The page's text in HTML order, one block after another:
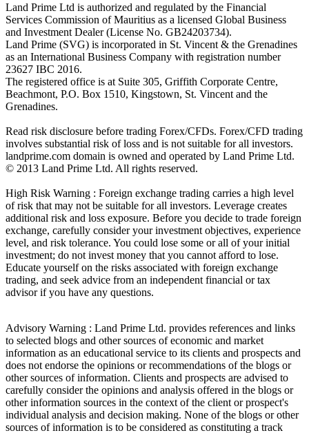
Land Prime Ltd is authorized and regulated by the Financial
Services Commission of Mauritius as a licensed Global Business
and Investment Dealer (License No. GB24203734).
Land Prime (SVG) is incorporated in St. Vincent & the Grenadines
as an International Business Company with registration number
23627 IBC 2016.
The registered office is at Suite 305, Griffith Corporate Centre,
Beachmont, P.O. Box 1510, Kingstown, St. Vincent and the
Grenadines.
Read risk disclosure before trading Forex/CFDs. Forex/CFD trading
involves substantial risk of loss and is not suitable for all investors.
landprime.com domain is owned and operated by Land Prime Ltd.
© 2013 Land Prime Ltd. All rights reserved.
High Risk Warning : Foreign exchange trading carries a high level
of risk that may not be suitable for all investors. Leverage creates
additional risk and loss exposure. Before you decide to trade foreign
exchange, carefully consider your investment objectives, experience
level, and risk tolerance. You could lose some or all of your initial
investment; do not invest money that you cannot afford to lose.
Educate yourself on the risks associated with foreign exchange
trading, and seek advice from an independent financial or tax
advisor if you have any questions.
Advisory Warning : Land Prime Ltd. provides references and links
to selected blogs and other sources of economic and market
information as an educational service to its clients and prospects and
does not endorse the opinions or recommendations of the blogs or
other sources of information. Clients and prospects are advised to
carefully consider the opinions and analysis offered in the blogs or
other information sources in the context of the client or prospect's
individual analysis and decision making. None of the blogs or other
sources of information is to be considered as constituting a track